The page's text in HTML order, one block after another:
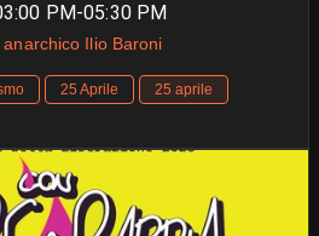
PM-05:30 PM
Ilio Baroni
25 Aprile
25 aprile